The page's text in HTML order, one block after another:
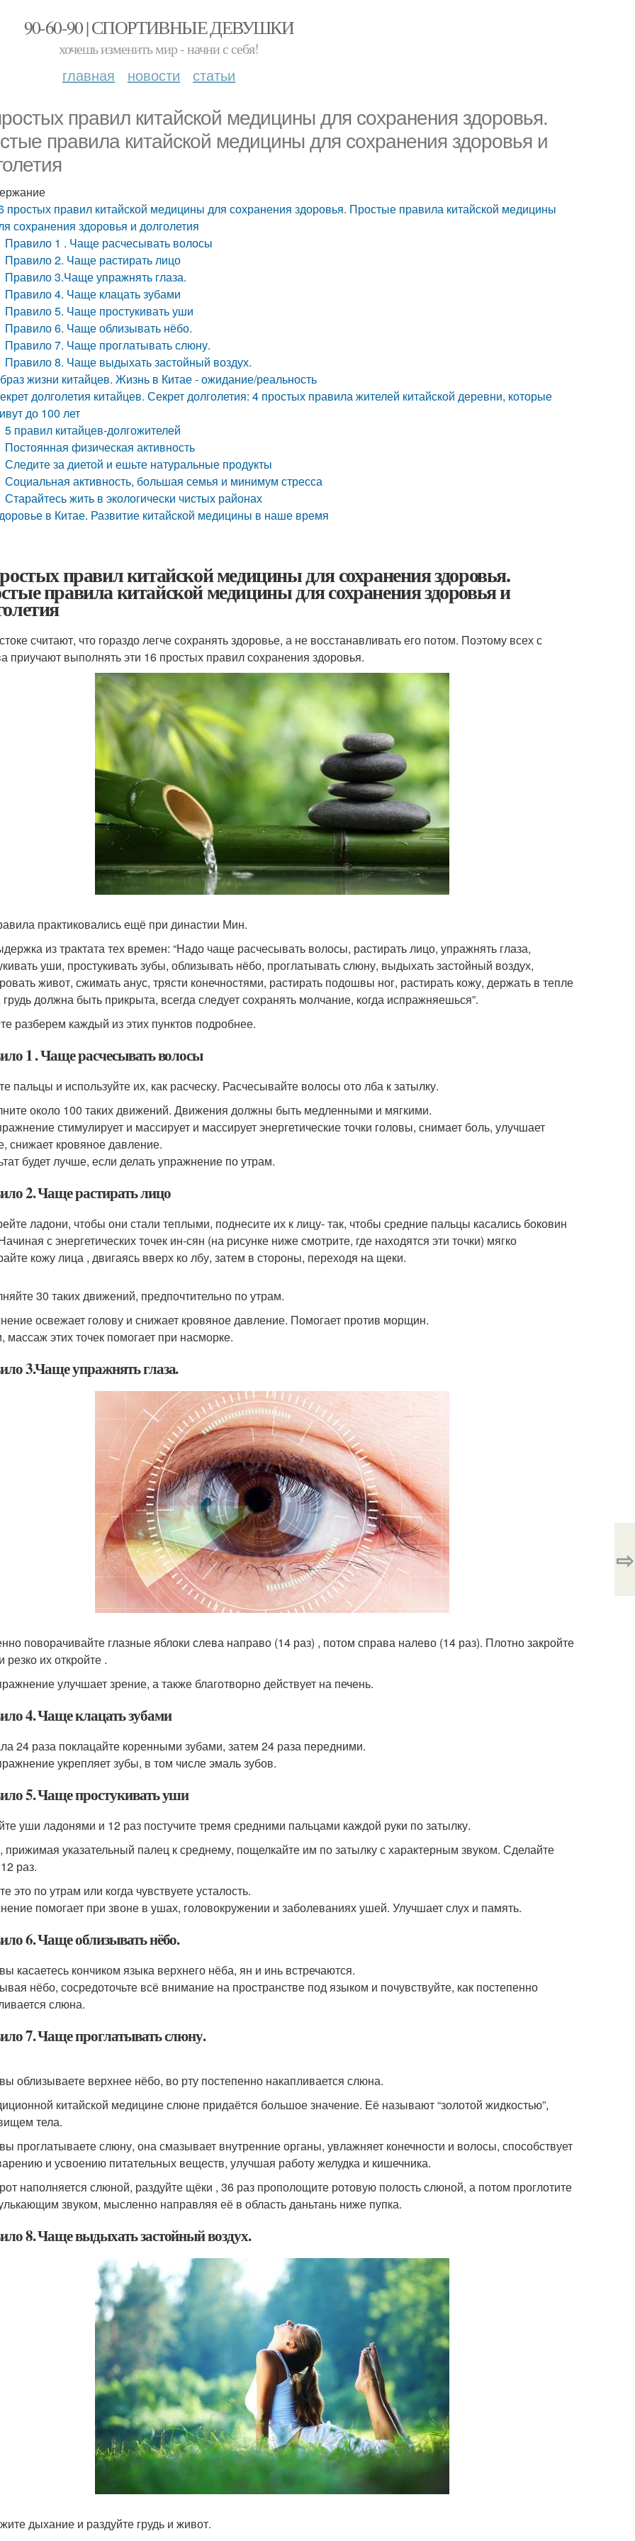
90-60-90 | СПОРТИВНЫЕ ДЕВУШКИ
хочешь изменить мир - начни с себя!
главная новости статьи
правил китайской медицины для сохранения здоровья.
правила китайской медицины для сохранения здоровья и
простых правил китайской медицины для сохранения здоровья. Простые правила китайской медицины
сохранения здоровья и долголетия
Правило 1 . Чаще расчесывать волосы
Правило 2. Чаще растирать лицо
Правило 3.Чаще упражнять глаза.
Правило 4. Чаще клацать зубами
Правило 5. Чаще простукивать уши
Правило 6. Чаще облизывать нёбо.
Правило 7. Чаще проглатывать слюну.
Правило 8. Чаще выдыхать застойный воздух.
жизни китайцев. Жизнь в Китае - ожидание/реальность
долголетия китайцев. Секрет долголетия: 4 простых правила жителей китайской деревни, которые
до 100 лет
5 правил китайцев-долгожителей
Постоянная физическая активность
Следите за диетой и ешьте натуральные продукты
Социальная активность, большая семья и минимум стресса
Старайтесь жить в экологически чистых районах
в Китае. Развитие китайской медицины в наше время
правил китайской медицины для сохранения здоровья.
правила китайской медицины для сохранения здоровья и
считают, что гораздо легче сохранять здоровье, а не восстанавливать его потом. Поэтому всех с
приучают выполнять эти 16 простых правил сохранения здоровья.
практиковались ещё при династии Мин.
из трактата тех времен: “Надо чаще расчесывать волосы, растирать лицо, упражнять глаза,
уши, простукивать зубы, облизывать нёбо, проглатывать слюну, выдыхать застойный воздух,
живот, сжимать анус, трясти конечностями, растирать подошвы ног, растирать кожу, держать в тепле
грудь должна быть прикрыта, всегда следует сохранять молчание, когда испражняешься”.
разберем каждый из этих пунктов подробнее.
1 . Чаще расчесывать волосы
пальцы и используйте их, как расческу. Расчесывайте волосы ото лба к затылку.
около 100 таких движений. Движения должны быть медленными и мягкими.
стимулирует и массирует и массирует энергетические точки головы, снимает боль, улучшает
снижает кровяное давление.
будет лучше, если делать упражнение по утрам.
2. Чаще растирать лицо
ладони, чтобы они стали теплыми, поднесите их к лицу- так, чтобы средние пальцы касались боковин
с энергетических точек ин-сян (на рисунке ниже смотрите, где находятся эти точки) мягко
кожу лица , двигаясь вверх ко лбу, затем в стороны, переходя на щеки.
30 таких движений, предпочтительно по утрам.
освежает голову и снижает кровяное давление. Помогает против морщин.
массаж этих точек помогает при насморке.
3.Чаще упражнять глаза.
поворачивайте глазные яблоки слева направо (14 раз) , потом справа налево (14 раз). Плотно закройте
резко их откройте .
улучшает зрение, а также благотворно действует на печень.
4. Чаще клацать зубами
24 раза поклацайте коренными зубами, затем 24 раза передними.
укрепляет зубы, в том числе эмаль зубов.
5. Чаще простукивать уши
уши ладонями и 12 раз постучите тремя средними пальцами каждой руки по затылку.
прижимая указательный палец к среднему, пощелкайте им по затылку с характерным звуком. Сделайте
раз.
это по утрам или когда чувствуете усталость.
помогает при звоне в ушах, головокружении и заболеваниях ушей. Улучшает слух и память.
6. Чаще облизывать нёбо.
касаетесь кончиком языка верхнего нёба, ян и инь встречаются.
нёбо, сосредоточьте всё внимание на пространстве под языком и почувствуйте, как постепенно
слюна.
7. Чаще проглатывать слюну.
облизываете верхнее нёбо, во рту постепенно накапливается слюна.
китайской медицине слюне придаётся большое значение. Её называют “золотой жидкостью”,
тела.
проглатываете слюну, она смазывает внутренние органы, увлажняет конечности и волосы, способствует
и усвоению питательных веществ, улучшая работу желудка и кишечника.
наполняется слюной, раздуйте щёки , 36 раз прополощите ротовую полость слюной, а потом проглотите
звуком, мысленно направляя её в область даньтань ниже пупка.
8. Чаще выдыхать застойный воздух.
дыхание и раздуйте грудь и живот.
⇨